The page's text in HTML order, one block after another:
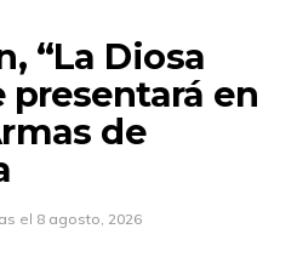
“La Diosa
presentará en
de
el 8 agosto, 2026